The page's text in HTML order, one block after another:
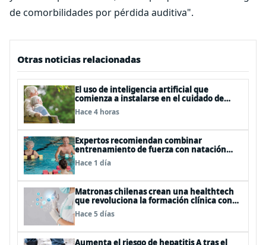
de comorbilidades por pérdida auditiva".
Otras noticias relacionadas
El uso de inteligencia artificial que
comienza a instalarse en el cuidado de
personas mayores
Hace 4 horas
Expertos recomiendan combinar
entrenamiento de fuerza con natación
para fortalecer la salud
Hace 1 día
Matronas chilenas crean una healthtech
que revoluciona la formación clínica con
simuladores inteligentes
Hace 5 días
Aumenta el riesgo de hepatitis A tras el